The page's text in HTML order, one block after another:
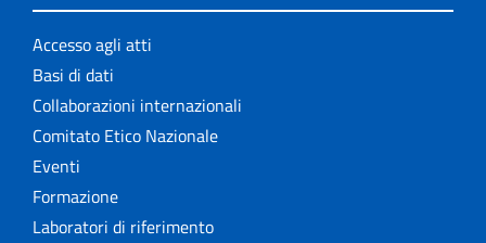
Accesso agli atti
Basi di dati
Collaborazioni internazionali
Comitato Etico Nazionale
Eventi
Formazione
Laboratori di riferimento